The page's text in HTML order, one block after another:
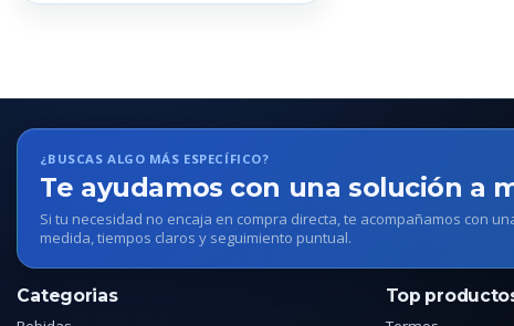
¿BUSCAS ALGO MÁS ESPECÍFICO?
Te ayudamos con una solución a
Si tu necesidad no encaja en compra directa, te acompañamos con
medida, tiempos claros y seguimiento puntual.
Categorias Top